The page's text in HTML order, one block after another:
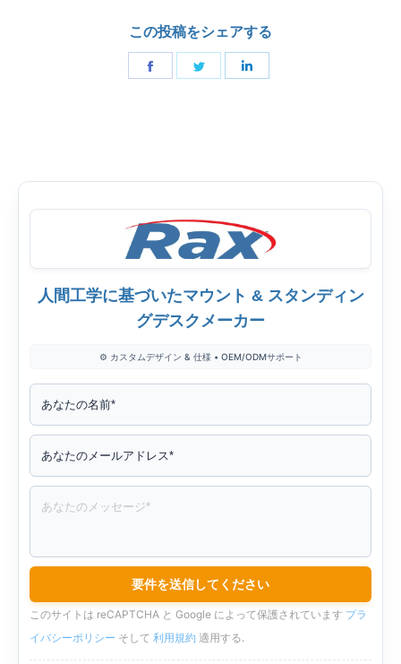
この投稿をシェアする
ェ
イ
ブ
ク
イ
ッ
ー
ン
ク
人間工学に基づいたマウント & スタンディン
グデスクメーカー
⚙️ カスタムデザイン & 仕様 • OEM/ODMサポート
このサイトは reCAPTCHA と Google によって保護されています プラ
イバシーポリシー そして 利用規約 適用する.